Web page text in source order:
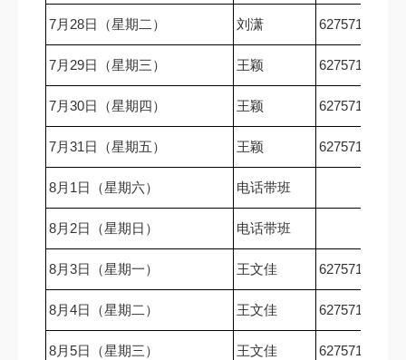
7月28日（星期二） 刘潇 62757167
7月29日（星期三） 王颖 62757167
7月30日（星期四） 王颖 62757167
7月31日（星期五） 王颖 62757167
8月1日（星期六） 电话带班
8月2日（星期日） 电话带班
8月3日（星期一） 王文佳 62757167
8月4日（星期二） 王文佳 62757167
8月5日（星期三） 王文佳 62757167